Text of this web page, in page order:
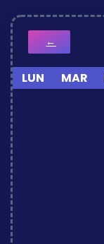
←
LUN MAR